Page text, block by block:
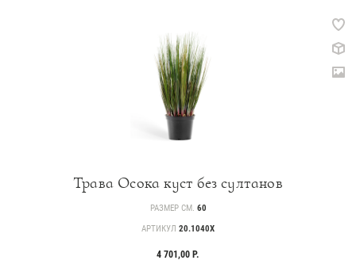
Трава Осока куст без султанов
РАЗМЕР СМ. 60
АРТИКУЛ 20.1040X
4 701,00 Р.